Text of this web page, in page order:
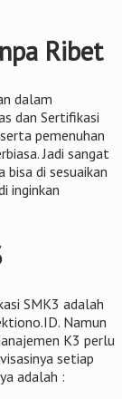
Ribet
dalam
dan Sertifikasi
pemenuhan
Jadi sangat
bisa di sesuaikan
inginkan
SMK3 adalah
Namun
K3 perlu
setiap
adalah :